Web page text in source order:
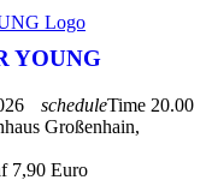
YOUNG
scheduleTime 20.00
Großenhain,
7,90 Euro